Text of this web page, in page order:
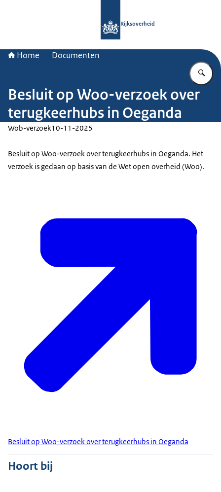
Rijksoverheid
Home Documenten
Besluit op Woo-verzoek over
terugkeerhubs in Oeganda
Wob-verzoek10-11-2025
Besluit op Woo-verzoek over terugkeerhubs in Oeganda. Het
verzoek is gedaan op basis van de Wet open overheid (Woo).
Besluit op Woo-verzoek over terugkeerhubs in Oeganda
Hoort bij